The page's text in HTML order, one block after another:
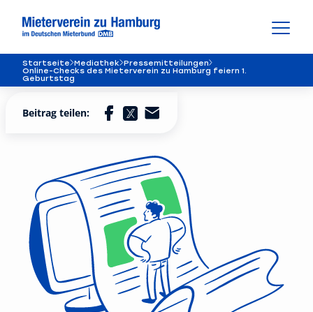
Startseite Mediathek Pressemitteilungen
Online-Checks des Mieterverein zu Hamburg feiern 1.
Geburtstag
Beitrag teilen: